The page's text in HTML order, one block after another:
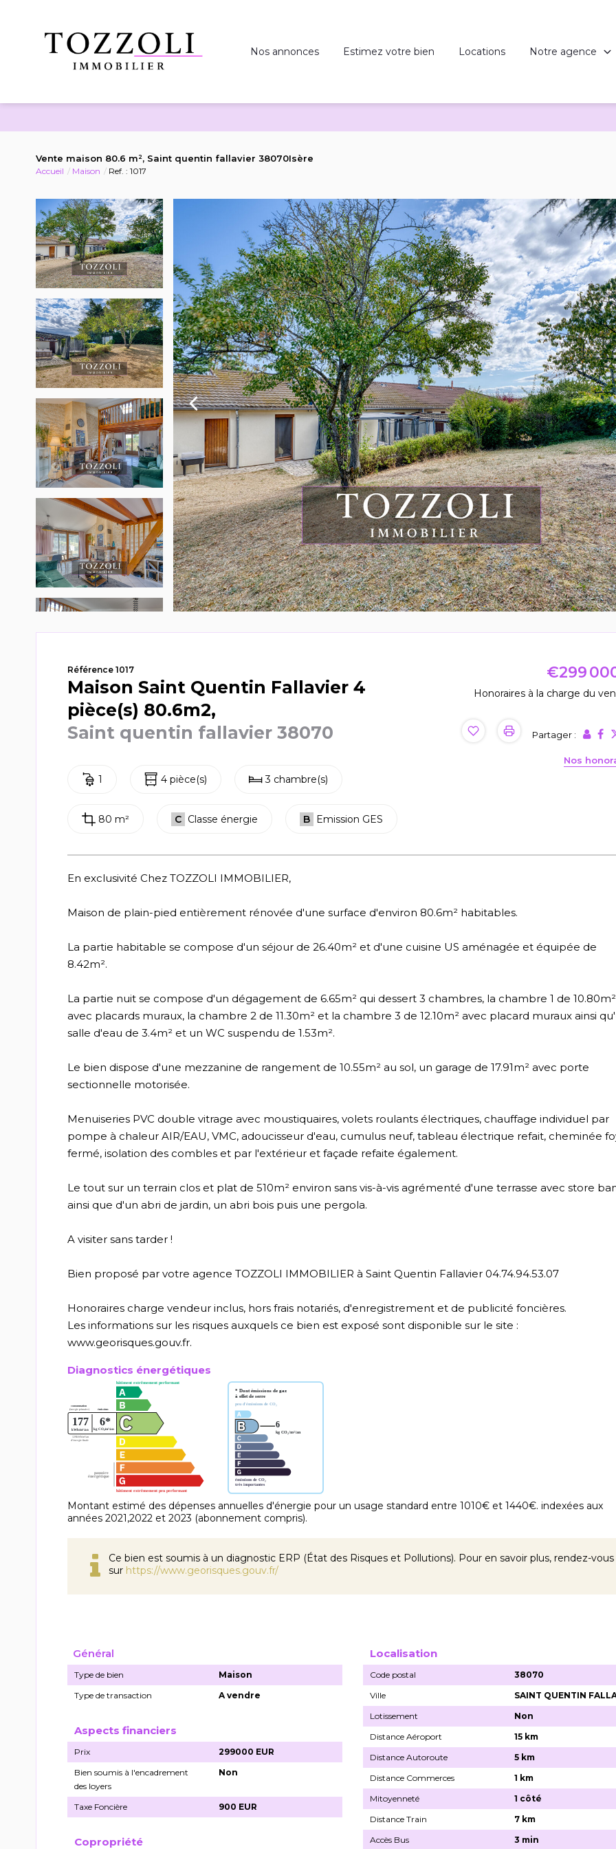
Nos annonces Estimez votre bien Locations Notre agence
Vente maison 80.6 m², Saint quentin fallavier 38070Isère
Accueil Maison Ref. : 1017
Référence 1017
Maison Saint Quentin Fallavier 4
pièce(s) 80.6m2,
Saint quentin fallavier 38070
1 4 pièce(s) 3 chambre(s)
80 m² C Classe énergie B Emission GES
€299
Honoraires à la charge du
Partager :
Nos
En exclusivité Chez TOZZOLI IMMOBILIER,
Maison de plain-pied entièrement rénovée d'une surface d'environ 80.6m² habitables.
La partie habitable se compose d'un séjour de 26.40m² et d'une cuisine US aménagée et équipée de
8.42m².
La partie nuit se compose d'un dégagement de 6.65m² qui dessert 3 chambres, la chambre 1 de 10.80m²
avec placards muraux, la chambre 2 de 11.30m² et la chambre 3 de 12.10m² avec placard muraux ainsi
salle d'eau de 3.4m² et un WC suspendu de 1.53m².
Le bien dispose d'une mezzanine de rangement de 10.55m² au sol, un garage de 17.91m² avec porte
sectionnelle motorisée.
Menuiseries PVC double vitrage avec moustiquaires, volets roulants électriques, chauffage individuel par
pompe à chaleur AIR/EAU, VMC, adoucisseur d'eau, cumulus neuf, tableau électrique refait, cheminée
fermé, isolation des combles et par l'extérieur et façade refaite également.
Le tout sur un terrain clos et plat de 510m² environ sans vis-à-vis agrémenté d'une terrasse avec store
ainsi que d'un abri de jardin, un abri bois puis une pergola.
A visiter sans tarder !
Bien proposé par votre agence TOZZOLI IMMOBILIER à Saint Quentin Fallavier 04.74.94.53.07
Honoraires charge vendeur inclus, hors frais notariés, d'enregistrement et de publicité foncières.
Les informations sur les risques auxquels ce bien est exposé sont disponible sur le site :
www.georisques.gouv.fr.
Diagnostics énergétiques
Montant estimé des dépenses annuelles d'énergie pour un usage standard entre 1010€ et 1440€. indexées aux
années 2021,2022 et 2023 (abonnement compris).
Ce bien est soumis à un diagnostic ERP (État des Risques et Pollutions). Pour en savoir plus, rendez-vous
sur https://www.georisques.gouv.fr/
Général
Type de bien
Maison
Type de transaction
A vendre
Localisation
Code postal
38070
Ville
SAINT QUENTIN
Lotissement
Non
Distance Aéroport
15 km
Distance Autoroute
5 km
Distance Commerces
1 km
Mitoyenneté
1 côté
Distance Train
7 km
Accès Bus
3 min
Aspects financiers
Prix
299000 EUR
Bien soumis à l'encadrement
des loyers
Non
Taxe Foncière 900 EUR
Copropriété